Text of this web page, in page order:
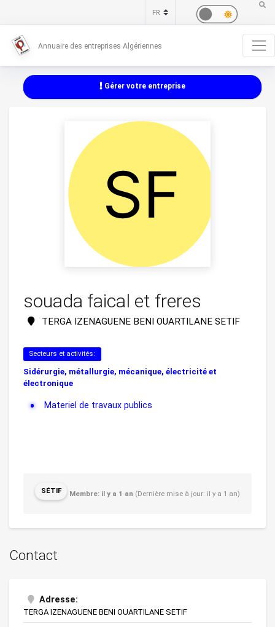
Annuaire des entreprises Algériennes
Gérer votre entreprise
souada faical et freres
TERGA IZENAGUENE BENI OUARTILANE SETIF
Secteurs et activités:
Sidérurgie, métallurgie, mécanique, électricité et
électronique
Materiel de travaux publics
SÉTIF Membre: il y a 1 an (Dernière mise à jour: il y a 1 an)
Contact
Adresse:
TERGA IZENAGUENE BENI OUARTILANE SETIF